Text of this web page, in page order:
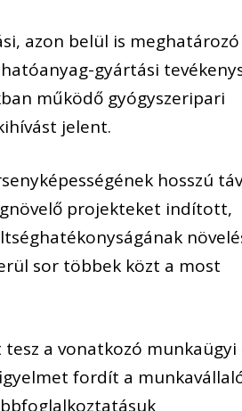
azon belül is meghatározó
gyártási
működő gyógyszeripari
jelent.
hosszú
projekteket indított,
sor többek közt a most
a vonatkozó munkaügyi
fordít a